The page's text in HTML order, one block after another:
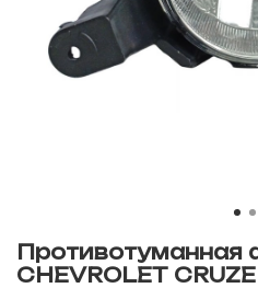
Противотуманная
CHEVROLET